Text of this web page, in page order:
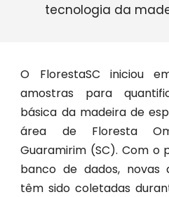
tecnologia da
O FlorestaSC iniciou
amostras para
básica da madeira de
área de Floresta
Guaramirim (SC). Com o
banco de dados, novas
têm sido coletadas